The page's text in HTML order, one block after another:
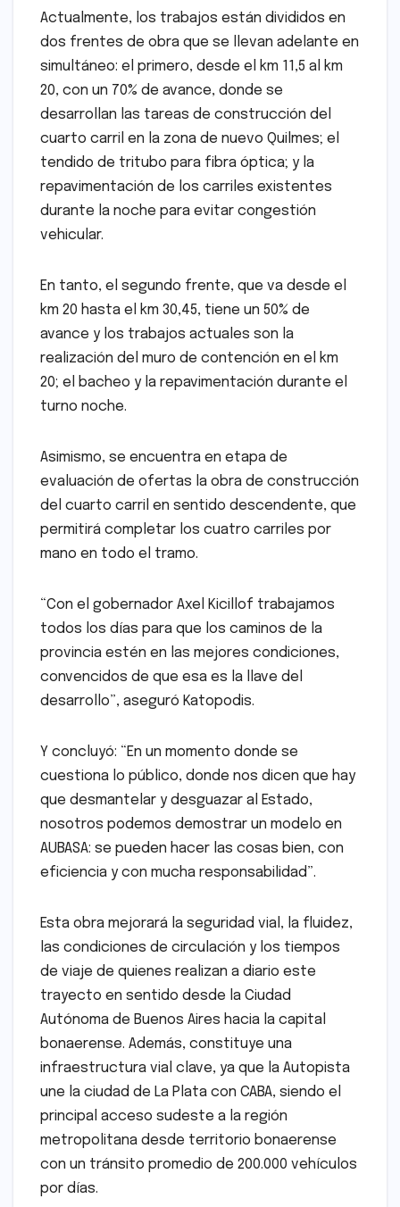
Actualmente, los trabajos están divididos en
dos frentes de obra que se llevan adelante en
simultáneo: el primero, desde el km 11,5 al km
20, con un 70% de avance, donde se
desarrollan las tareas de construcción del
cuarto carril en la zona de nuevo Quilmes; el
tendido de tritubo para fibra óptica; y la
repavimentación de los carriles existentes
durante la noche para evitar congestión
vehicular.
En tanto, el segundo frente, que va desde el
km 20 hasta el km 30,45, tiene un 50% de
avance y los trabajos actuales son la
realización del muro de contención en el km
20; el bacheo y la repavimentación durante el
turno noche.
Asimismo, se encuentra en etapa de
evaluación de ofertas la obra de construcción
del cuarto carril en sentido descendente, que
permitirá completar los cuatro carriles por
mano en todo el tramo.
“Con el gobernador Axel Kicillof trabajamos
todos los días para que los caminos de la
provincia estén en las mejores condiciones,
convencidos de que esa es la llave del
desarrollo”, aseguró Katopodis.
Y concluyó: “En un momento donde se
cuestiona lo público, donde nos dicen que hay
que desmantelar y desguazar al Estado,
nosotros podemos demostrar un modelo en
AUBASA: se pueden hacer las cosas bien, con
eficiencia y con mucha responsabilidad”.
Esta obra mejorará la seguridad vial, la fluidez,
las condiciones de circulación y los tiempos
de viaje de quienes realizan a diario este
trayecto en sentido desde la Ciudad
Autónoma de Buenos Aires hacia la capital
bonaerense. Además, constituye una
infraestructura vial clave, ya que la Autopista
une la ciudad de La Plata con CABA, siendo el
principal acceso sudeste a la región
metropolitana desde territorio bonaerense
con un tránsito promedio de 200.000 vehículos
por días.